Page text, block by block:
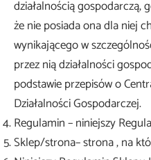
działalnością gospodarczą,
że nie posiada ona dla niej
wynikającego w
przez nią działalności
podstawie przepisów o
Działalności Gospodarczej.
Regulamin – niniejszy
Sklep/strona– strona , na